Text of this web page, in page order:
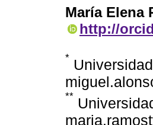
María Elena
http://
*
**